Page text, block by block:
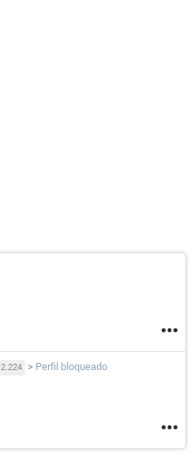
2.224 > Perfil bloqueado